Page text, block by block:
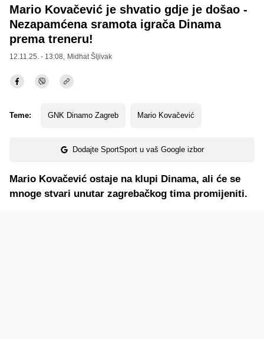
Mario Kovačević je shvatio gdje je došao -
Nezapamćena sramota igrača Dinama
prema treneru!
12.11.25. - 13:08, Midhat Šljivak
Teme: GNK Dinamo Zagreb Mario Kovačević
Dodajte SportSport u vaš Google izbor
Mario Kovačević ostaje na klupi Dinama, ali će se
mnoge stvari unutar zagrebačkog tima promijeniti.